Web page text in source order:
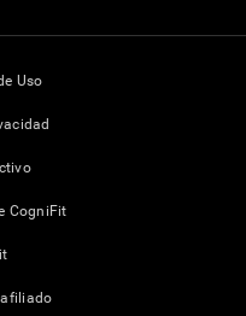
Uso
CogniFit
afiliado